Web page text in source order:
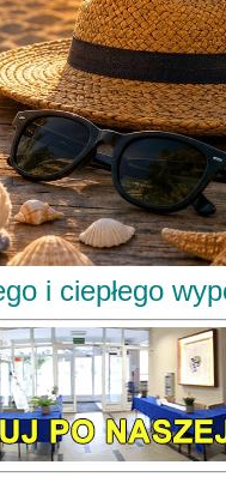
i ciepłego